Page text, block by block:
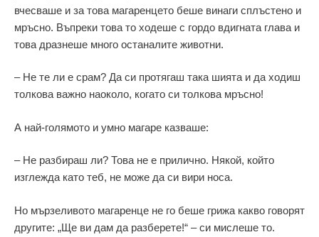
вчесваше и за това магаренцето беше винаги сплъстено и
мръсно. Въпреки това то ходеше с гордо вдигната глава и
това дразнеше много останалите животни.
– Не те ли е срам? Да си протягаш така шията и да ходиш
толкова важно наоколо, когато си толкова мръсно!
А най-голямото и умно магаре казваше:
– Не разбираш ли? Това не е прилично. Някой, който
изглежда като теб, не може да си вири носа.
Но мързеливото магаренце не го беше грижа какво говорят
другите: „Ще ви дам да разберете!“ – си мислеше то.